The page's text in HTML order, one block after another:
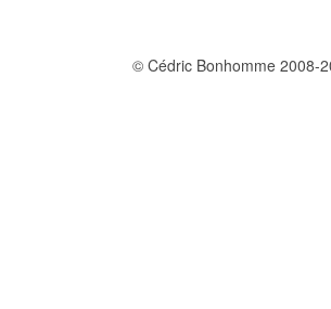
© Cédric Bonhomme 2008-